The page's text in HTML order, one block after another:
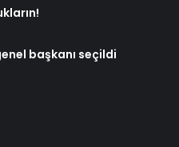
başkanı seçildi